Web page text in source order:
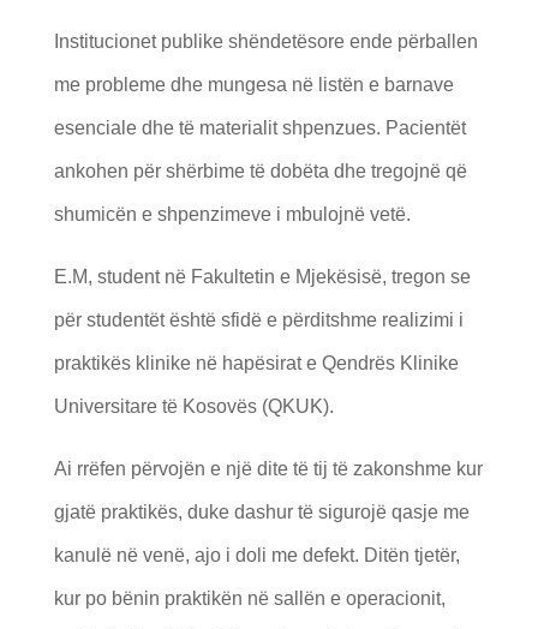
Institucionet publike shëndetësore ende përballen
me probleme dhe mungesa në listën e barnave
esenciale dhe të materialit shpenzues. Pacientët
ankohen për shërbime të dobëta dhe tregojnë që
shumicën e shpenzimeve i mbulojnë vetë.
E.M, student në Fakultetin e Mjekësisë, tregon se
për studentët është sfidë e përditshme realizimi i
praktikës klinike në hapësirat e Qendrës Klinike
Universitare të Kosovës (QKUK).
Ai rrëfen përvojën e një dite të tij të zakonshme kur
gjatë praktikës, duke dashur të sigurojë qasje me
kanulë në venë, ajo i doli me defekt. Ditën tjetër,
kur po bënin praktikën në sallën e operacionit,